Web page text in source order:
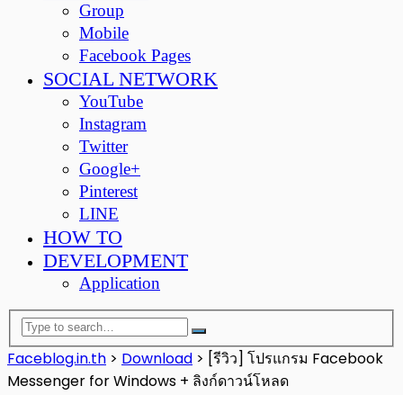
Group
Mobile
Facebook Pages
SOCIAL NETWORK
YouTube
Instagram
Twitter
Google+
Pinterest
LINE
HOW TO
DEVELOPMENT
Application
Faceblog.in.th > Download > [รีวิว] โปรแกรม Facebook
Messenger for Windows + ลิงก์ดาวน์โหลด